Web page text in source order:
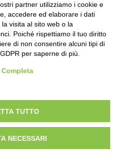
la
umana
il
in
- info@cronacamilano.it
Policy
partner utilizziamo i cookie e
accedere ed elaborare i dati
visita al sito web o la
Poiché rispettiamo il tuo diritto
di non consentire alcuni tipi di
per saperne di più.
TUTTO
NECESSARI